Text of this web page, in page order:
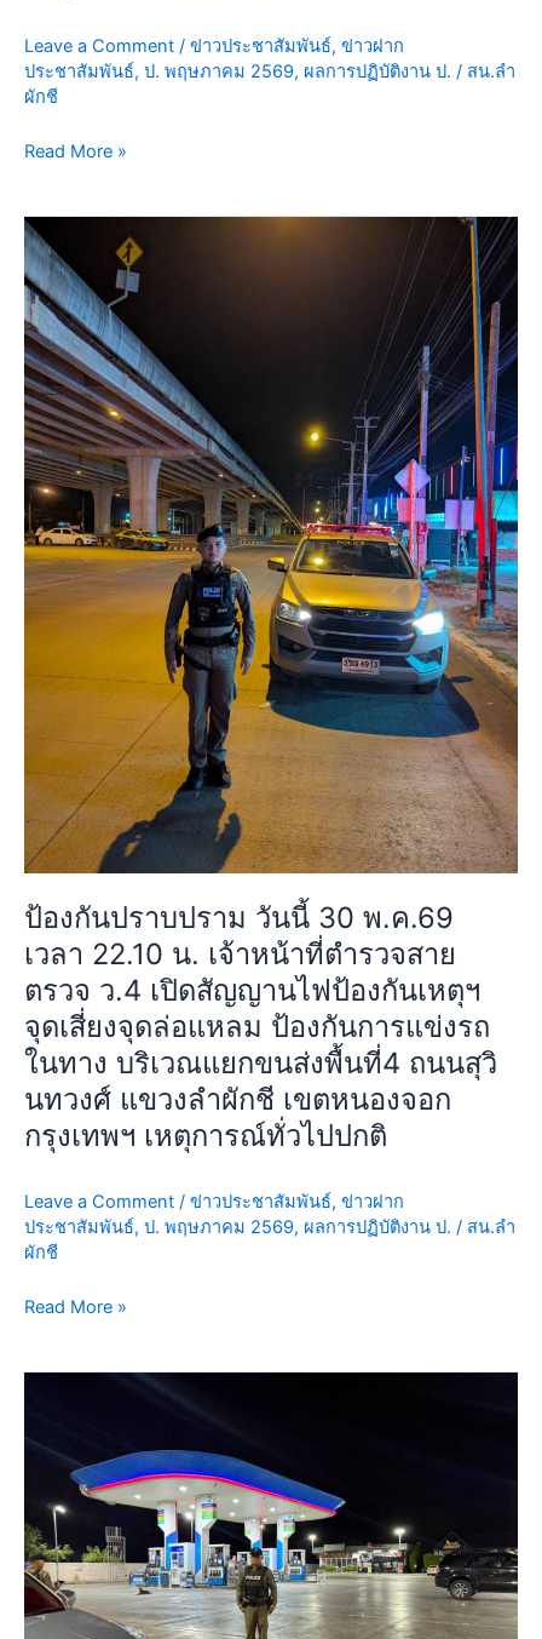
Leave a Comment / ข่าวประชาสัมพันธ์, ข่าวฝาก
ประชาสัมพันธ์, ป. พฤษภาคม 2569, ผลการปฏิบัติงาน ป. / สน.ลำ
ผักชี
สัญญา
น
ไฟ
เห
การ
แข่ง
รถ
ใน
ทาง
ทาง
ร่วม
ซอย
แยก
ชุมชน
ลำ
พะอง
ถนน
สังฆ
ประชา
ทั่วไป
Read More »
ป้องกันปราบปราม วันนี้ 30 พ.ค.69
เวลา 22.10 น. เจ้าหน้าที่ตำรวจสาย
ตรวจ ว.4 เปิดสัญญานไฟป้องกันเหตุฯ
จุดเสี่ยงจุดล่อแหลม ป้องกันการแข่งรถ
ในทาง บริเวณแยกขนส่งพื้นที่4 ถนนสุวิ
นทวงศ์ แขวงลำผักชี เขตหนองจอก
กรุงเทพฯ เหตุการณ์ทั่วไปปกติ
Leave a Comment / ข่าวประชาสัมพันธ์, ข่าวฝาก
ประชาสัมพันธ์, ป. พฤษภาคม 2569, ผลการปฏิบัติงาน ป. / สน.ลำ
ผักชี
ป้องกัน
ปราบ
ปราม
วัน
นี้
30
พ.ค.69
เวลา
22.10
น.
เจ้า
หน้าที่
ตำรวจ
สาย
เปิด
สัญญา
น
ไฟ
ป้องกัน
เห
ตุฯ
จุด
เสี่ยง
จุด
ล่อ
แหลม
ป้องกัน
การ
แข่ง
รถ
ทาง
บริเวณ
แยก
พื้นที่4
วงศ์
ผักชี
เขต
หนองจอก
กรุงเทพฯ
Read More »
ปราม
30
พ.ค.69
เวลา
19.20